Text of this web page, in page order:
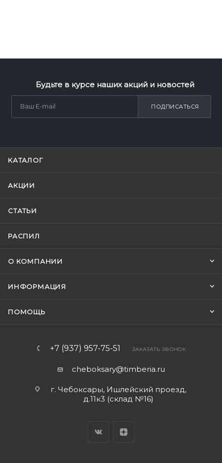
Будьте в курсе наших акций и новостей
ПОДПИСАТЬСЯ
КАТАЛОГ
АКЦИИ
СТАТЬИ
РАСПИЛ
О КОМПАНИИ
ИНФОРМАЦИЯ
ПОМОЩЬ
+7 (937) 957-75-51 ЗАКАЗАТЬ ЗВОНОК
cheboksary@timberia.ru
г. Чебоксары, Ишлейский проезд,
д.11к3 (склад №16)